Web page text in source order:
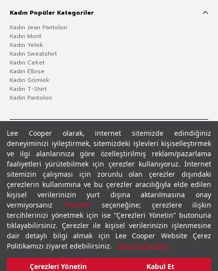
Lee Cooper olarak, internet sitemizde edindiğiniz
deneyiminizi iyileştirmek, sitemizdeki işlevleri kişiselleştirmek
ve ilgi alanlarınıza göre özelleştirilmiş reklam/pazarlama
faaliyetleri yürütebilmek için çerezler kullanıyoruz. İnternet
sitemizin çalışması için zorunlu olan çerezler dışındaki
çerezlerin kullanımına ve bu çerezler aracılığıyla elde edilen
kişisel verilerinizin yurt dışına aktarılmasına onay
vermiyorsanız “Reddet”seçeneğine; çerezlere ilişkin
tercihlerinizi yönetmek için ise “Çerezleri Yönetin” butonuna
tıklayabilirsiniz. Çerezler ile kişisel verilerinizin işlenmesine
dair detaylı bilgi almak için Lee Cooper Website Çerez
Politikamızı ziyaret edebilirsiniz.
Daha Fazla Bilgi
Çerezleri Yönetin Kabul Et
Kadın Popüler Kategoriler
Kadın Jean Pantolon
Kadın Mont
Kadın Yelek
Kadın Sweatshirt
Kadın Ceket
Kadın Elbise
Kadın Gömlek
Kadın T-Shirt
Kadın Pantolon
Gizlilik PolitikasıÇerez Politikası KVKK Aydınlatma MetniŞartlar ve Koşullar
© 2026 Leecooper - Tüm Hakları Saklıdır.